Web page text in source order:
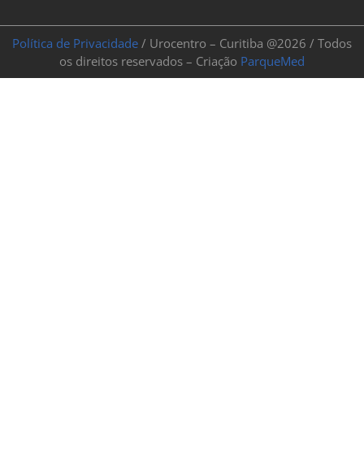
Política de Privacidade / Urocentro – Curitiba @2026 / Todos
os direitos reservados – Criação ParqueMed